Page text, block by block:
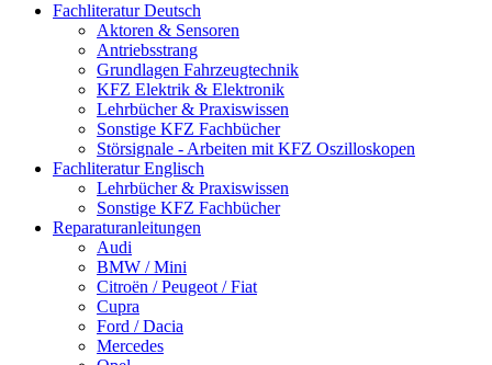
Fachliteratur Deutsch
Aktoren & Sensoren
Antriebsstrang
Grundlagen Fahrzeugtechnik
KFZ Elektrik & Elektronik
Lehrbücher & Praxiswissen
Sonstige KFZ Fachbücher
Störsignale - Arbeiten mit KFZ Oszilloskopen
Fachliteratur Englisch
Lehrbücher & Praxiswissen
Sonstige KFZ Fachbücher
Reparaturanleitungen
Audi
BMW / Mini
Citroën / Peugeot / Fiat
Cupra
Ford / Dacia
Mercedes